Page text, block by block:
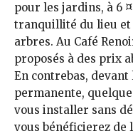
pour les jardins, à 6
tranquillité du lieu et
arbres. Au Café
proposés à des prix
En contrebas,
permanente,
vous installer sans
vous bénéficierez